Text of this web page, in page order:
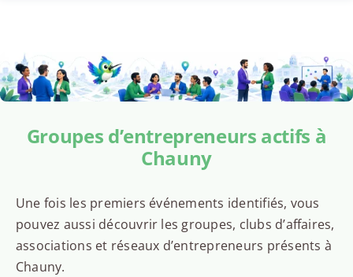
Groupes d’entrepreneurs actifs à
Chauny
Une fois les premiers événements identifiés, vous
pouvez aussi découvrir les groupes, clubs d’affaires,
associations et réseaux d’entrepreneurs présents à
Chauny.